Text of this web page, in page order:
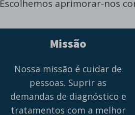
Escolhemos aprimorar-nos
Missão
Nossa missão é cuidar de
pessoas. Suprir as
demandas de diagnóstico e
tratamentos com a melhor